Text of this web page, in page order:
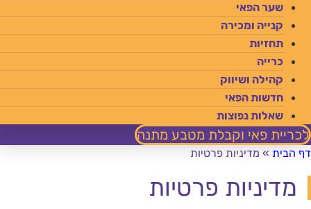
שער הפאי
קנייה ומכירה
תחזיות
כרייה
קהילה ושיווק
חדשות הפאי
שאלות נפוצות
פאי וקבלת מטבע מתנה
הבית»מדיניות פרטיות
מדיניות פרטיות